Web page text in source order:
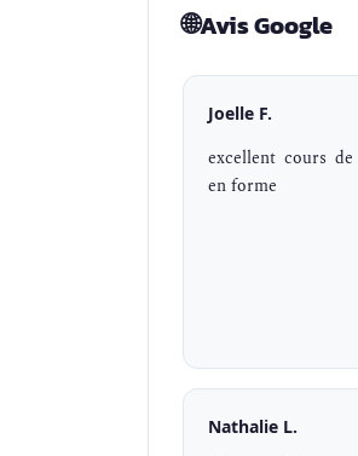
🌐Avis Google
Joelle F.
excellent cours
en forme
Nathalie L.